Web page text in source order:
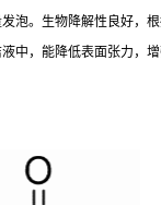
。生物降解性良好
，能降低表面张力，